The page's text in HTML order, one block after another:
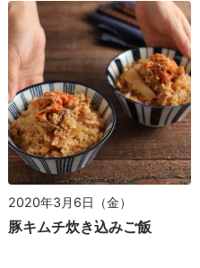
2020年3月6日（金）
豚キムチ炊き込みご飯